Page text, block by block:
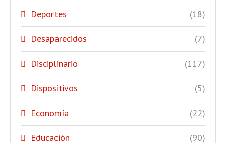
Deportes (18)
Desaparecidos (7)
Disciplinario (117)
Dispositivos (5)
Economía (22)
Educación (90)